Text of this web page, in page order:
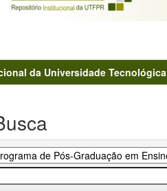
da Universidade Tecnológica